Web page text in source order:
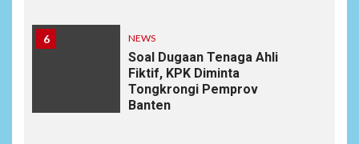
6 NEWS
Soal Dugaan Tenaga Ahli
Fiktif, KPK Diminta
Tongkrongi Pemprov
Banten